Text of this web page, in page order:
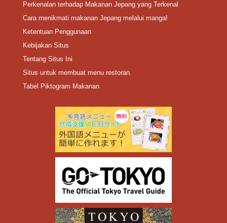
Perkenalan terhadap Makanan Jepang yang Terkenal
Cara menikmati makanan Jepang melalui manga!
Ketentuan Penggunaan
Kebijakan Situs
Tentang Situs Ini
Situs untuk membuat menu restoran.
Tabel Piktogram Makanan